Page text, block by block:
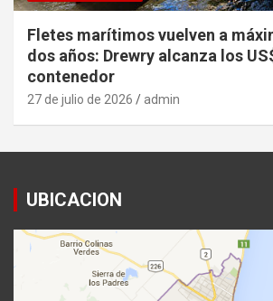
Fletes marítimos vuelven a
dos años: Drewry alcanza los
contenedor
27 de julio de 2026 admin
UBICACION